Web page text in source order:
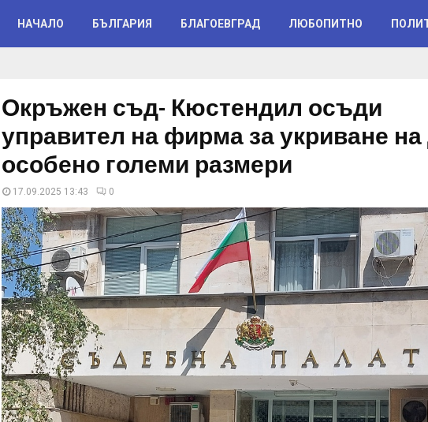
НАЧАЛО БЪЛГАРИЯ БЛАГОЕВГРАД ЛЮБОПИТНО
Окръжен съд- Кюстендил осъди
управител на фирма за укриване
особено големи размери
17.09.2025 13:43 0